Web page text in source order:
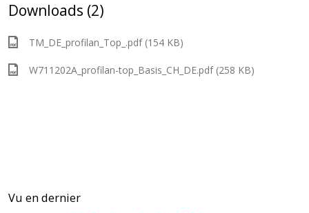
Downloads (2)
TM_DE_profilan_Top_.pdf (154 KB)
W711202A_profilan-top_Basis_CH_DE.pdf (258 KB)
Vu en dernier